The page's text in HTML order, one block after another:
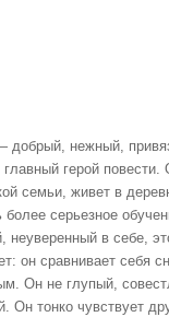
добрый, нежный,
герой повести.
семьи, живет в
более серьезное
неуверенный в себе,
он сравнивает себя
Он не глупый,
Он тонко чувствует